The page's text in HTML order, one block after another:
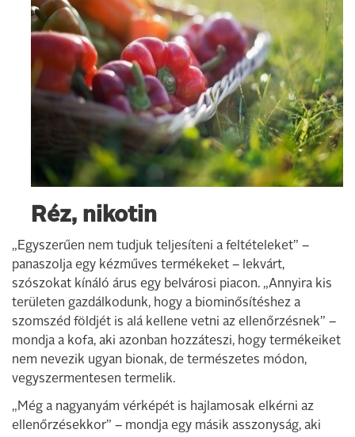
Réz, nikotin
„Egyszerűen nem tudjuk teljesíteni a feltételeket” –
panaszolja egy kézműves termékeket – lekvárt,
szószokat kínáló árus egy belvárosi piacon. „Annyira kis
területen gazdálkodunk, hogy a biominősítéshez a
szomszéd földjét is alá kellene vetni az ellenőrzésnek” –
mondja a kofa, aki azonban hozzáteszi, hogy termékeiket
nem nevezik ugyan bionak, de természetes módon,
vegyszermentesen termelik.
„Még a nagyanyám vérképét is hajlamosak elkérni az
ellenőrzésekkor” – mondja egy másik asszonyság, aki